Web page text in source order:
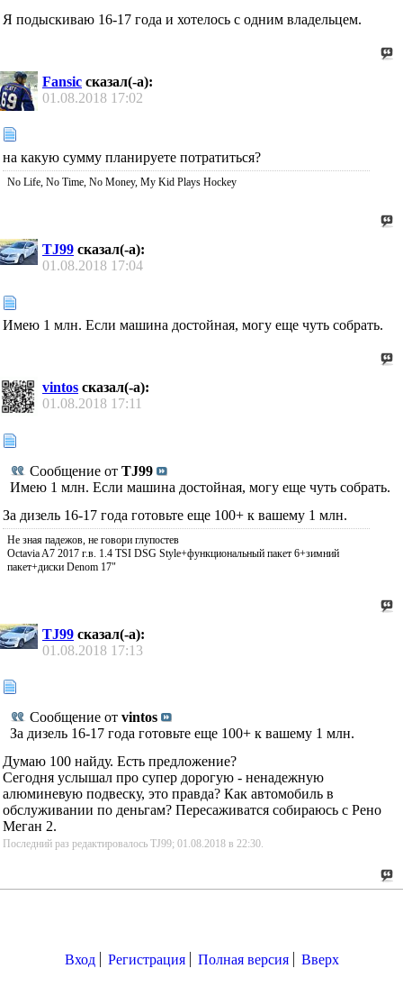
Я подыскиваю 16-17 года и хотелось с одним владельцем.
Fansic сказал(-а):
01.08.2018 17:02
на какую сумму планируете потратиться?
No Life, No Time, No Money, My Kid Plays Hockey
TJ99 сказал(-а):
01.08.2018 17:04
Имею 1 млн. Если машина достойная, могу еще чуть собрать.
vintos сказал(-а):
01.08.2018 17:11
Сообщение от TJ99
Имею 1 млн. Если машина достойная, могу еще чуть собрать.
За дизель 16-17 года готовьте еще 100+ к вашему 1 млн.
Не зная падежов, не говори глупостев
Octavia A7 2017 г.в. 1.4 TSI DSG Style+функциональный пакет 6+зимний
пакет+диски Denom 17"
TJ99 сказал(-а):
01.08.2018 17:13
Сообщение от vintos
За дизель 16-17 года готовьте еще 100+ к вашему 1 млн.
Думаю 100 найду. Есть предложение?
Сегодня услышал про супер дорогую - ненадежную
алюминевую подвеску, это правда? Как автомобиль в
обслуживании по деньгам? Пересаживатся собираюсь с Рено
Меган 2.
Последний раз редактировалось TJ99; 01.08.2018 в 22:30.
Вход Регистрация Полная версия Вверх